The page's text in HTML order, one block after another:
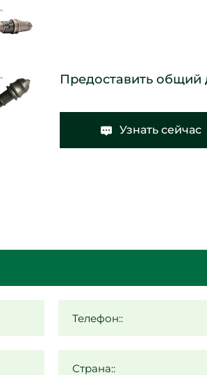
Предоставить общий
Узнать сейчас
Телефон::
Страна::